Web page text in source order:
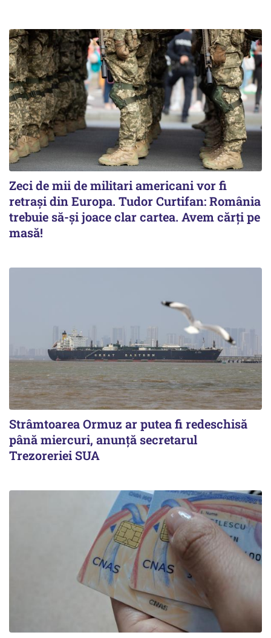
Zeci de mii de militari americani vor fi
retrași din Europa. Tudor Curtifan: România
trebuie să-și joace clar cartea. Avem cărți pe
masă!
Strâmtoarea Ormuz ar putea fi redeschisă
până miercuri, anunță secretarul
Trezoreriei SUA